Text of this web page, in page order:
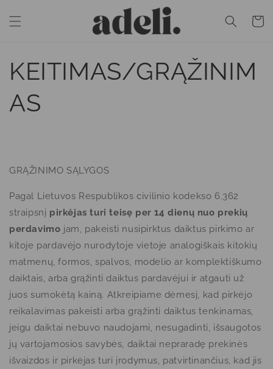
turinį
KEITIMAS/GRĄŽINIM
AS
GRĄŽINIMO SĄLYGOS
Pagal Lietuvos Respublikos civilinio kodekso 6.362
straipsnį pirkėjas turi teisę per 14 dienų nuo prekių
perdavimo jam, pakeisti nusipirktus daiktus pirkimo ar
kitoje pardavėjo nurodytoje vietoje analogiškais kitokių
matmenų, formos, spalvos, modelio ar komplektiškumo
daiktais, arba grąžinti daiktus pardavėjui ir atgauti už
juos sumokėtą kainą. Atkreipiame dėmesį, kad pirkėjo
reikalavimas pakeisti arba grąžinti daiktus tenkinamas,
jeigu daiktai nebuvo naudojami, nesugadinti, išsaugotos
jų vartojamosios savybės, daiktai nepraradę prekinės
išvaizdos ir pirkėjas turi įrodymus, patvirtinančius, kad jis